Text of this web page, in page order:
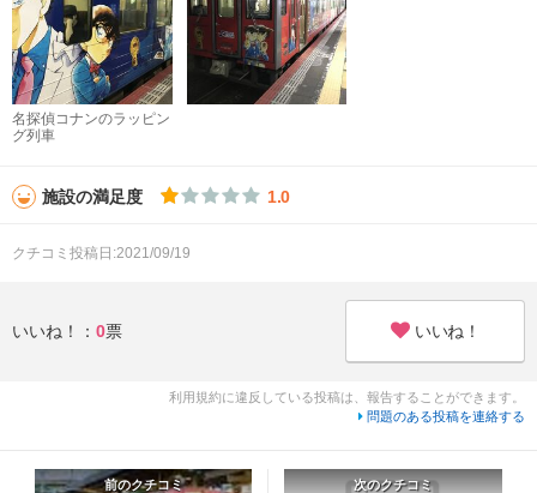
名探偵コナンのラッピン
グ列車
施設の満足度 1.0
クチコミ投稿日:2021/09/19
いいね！： 0票 いいね！
利用規約に違反している投稿は、報告することができます。
問題のある投稿を連絡する
前のクチコミ 次のクチコミ